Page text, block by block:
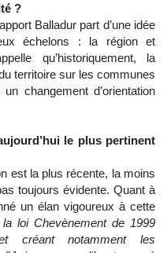
?
Balladur part d’une idée
échelons : la région et
qu’historiquement, la
territoire sur les communes
changement d’orientation
le plus pertinent
est la plus récente, la moins
toujours évidente. Quant à
un élan vigoureux à cette
loi Chevènement de 1999
et créant notamment les